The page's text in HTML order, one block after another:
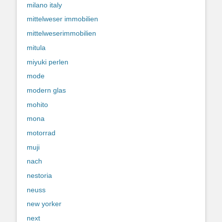
milano italy
mittelweser immobilien
mittelweserimmobilien
mitula
miyuki perlen
mode
modern glas
mohito
mona
motorrad
muji
nach
nestoria
neuss
new yorker
next